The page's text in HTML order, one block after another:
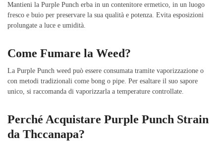
Mantieni la Purple Punch erba in un contenitore ermetico, in un luogo
fresco e buio per preservare la sua qualità e potenza. Evita esposizioni
prolungate a luce e umidità.
Come Fumare la Weed?
La Purple Punch weed può essere consumata tramite vaporizzazione o
con metodi tradizionali come bong o pipe. Per esaltare il suo sapore
unico, si raccomanda di vaporizzarla a temperature controllate.
Perché Acquistare Purple Punch Strain
da Thccanapa?